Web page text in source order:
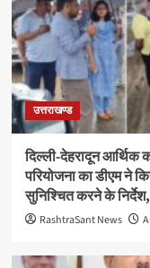
उत्तराखण्ड
दिल्ली-देहरादून आर्थिक
परियोजना का डीएम ने
सुनिश्चित करने के निर्देश,
RashtraSant News